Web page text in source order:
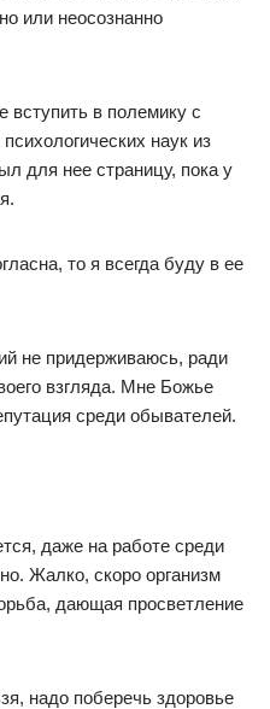
или неосознанно
вступить в полемику с
наук из
для нее страницу, пока у
то я всегда буду в ее
не придерживаюсь, ради
взгляда. Мне Божье
среди обывателей.
даже на работе среди
Жалко, скоро организм
дающая просветление
надо поберечь здоровье